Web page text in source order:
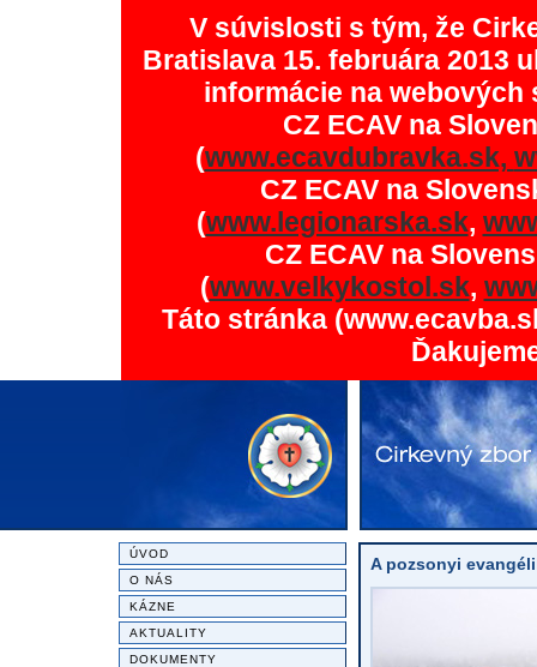
V súvislosti s tým, že
Bratislava 15. februára 2013
informácie na
CZ ECAV na
(www.ecavdubravka.sk,
CZ ECAV na
(www.legionarska.sk,
CZ ECAV na
(www.velkykostol.sk,
Táto stránka
ÚVOD
O NÁS
KÁZNE
AKTUALITY
DOKUMENTY
A pozsonyi